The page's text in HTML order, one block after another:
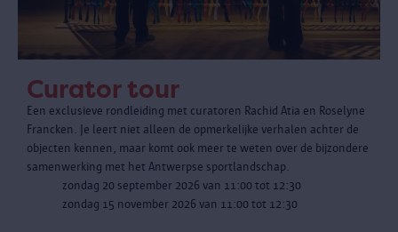
Curator tour
Een exclusieve rondleiding met curatoren Rachid Atia en Roselyne
Francken. Je leert niet alleen de opmerkelijke verhalen achter de
objecten kennen, maar komt ook meer te weten over de bijzondere
samenwerking met het Antwerpse sportlandschap.
zondag 20 september 2026 van 11:00 tot 12:30
zondag 15 november 2026 van 11:00 tot 12:30